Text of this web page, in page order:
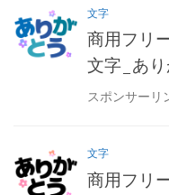
文字
商用フリ
文字_あ
スポンサーリ
文字
商用フリ